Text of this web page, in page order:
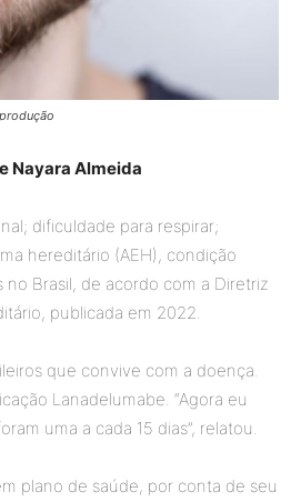
Nayara Almeida
dificuldade para respirar;
hereditário (AEH), condição
Brasil, de acordo com a Diretriz
publicada em 2022.
que convive com a doença.
Lanadelumabe. “Agora eu
uma a cada 15 dias”, relatou.
plano de saúde, por conta de seu